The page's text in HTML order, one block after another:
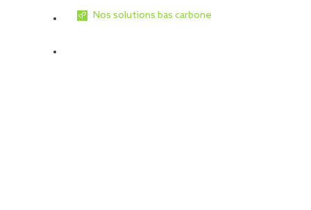
Nos solutions bas carbone